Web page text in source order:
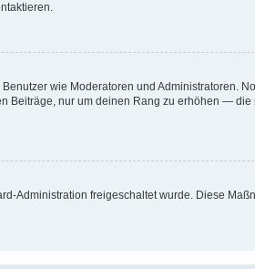
wie Moderatoren und Administratoren.
Beiträge, nur um deinen Rang zu erhöhen — die
Administration freigeschaltet wurde. Diese